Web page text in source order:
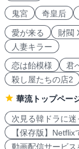
鬼宮
奇皇后
愛が来る 財閥
人妻キラー
恋は飴模様
君
殺し屋たちの店2
華流トップペー
次見る韓ドラに
【保存版】
動画配信サービ